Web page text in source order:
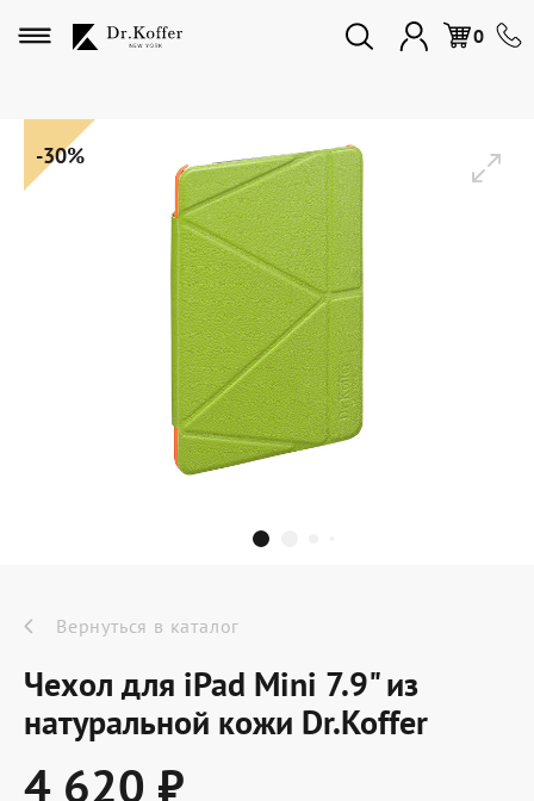
0
Избранное
Дорожная коллекция
Мужская коллекция
Женская коллекция
Подарки и сувениры
Подарочные карты
Dr.Koffer Outlet
Новинки
Акции
О компании
-30%
Вернуться в каталог
Чехол для iPad Mini 7.9" из
натуральной кожи Dr.Koffer
4 620 ₽